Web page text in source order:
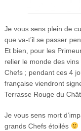
Je vous sens plein de
que va-t’il se passer
Et bien, pour les
relier le monde des
Chefs ; pendant ces 4
française viendront
Terrasse Rouge du
Je vous sens mort
grands Chefs étoilés